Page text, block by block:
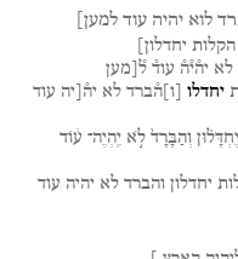
לוא יהיה עוד למען]
הקלות יחדלון]
לא יה֯י֯ה֯ עוד֯ ל֯[מען
יחדלו ו ה֯ברד לא יה֯[יה עוד
יֶחְדָּל֗וּן וְהַבָּרָד֙ לֹ֣א יִֽהְיֶה־ ע֔וֹד
יחדלון והברד לא יהיה עוד